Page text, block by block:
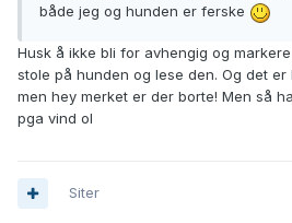
både jeg og hunden er ferske
Husk å ikke bli for avhengig og
stole på hunden og lese den. Og det
men hey merket er der borte! Men så
pga vind ol
Siter